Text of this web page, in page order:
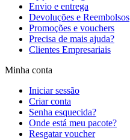
Envio e entrega
Devoluções e Reembolsos
Promoções e vouchers
Precisa de mais ajuda?
Clientes Empresariais
Minha conta
Iniciar sessão
Criar conta
Senha esquecida?
Onde está meu pacote?
Resgatar voucher